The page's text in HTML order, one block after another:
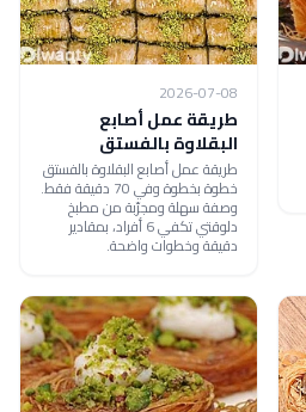
2026-07-08
طريقة عمل أصابع
البقلاوة بالفستق
طريقة عمل أصابع البقلاوة بالفستق
خطوة بخطوة وفي 70 دقيقة فقط.
وصفة سهلة ومجرّبة من مطبخ
دلوقتي تكفي 6 أفراد، بمقادير
دقيقة وخطوات واضحة.